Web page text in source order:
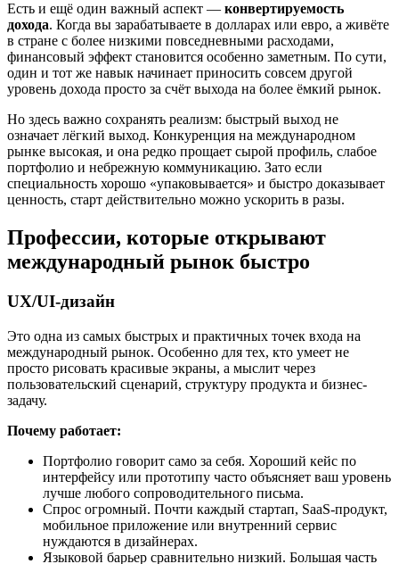
Есть и ещё один важный аспект — конвертируемость
дохода. Когда вы зарабатываете в долларах или евро, а живёте
в стране с более низкими повседневными расходами,
финансовый эффект становится особенно заметным. По сути,
один и тот же навык начинает приносить совсем другой
уровень дохода просто за счёт выхода на более ёмкий рынок.
Но здесь важно сохранять реализм: быстрый выход не
означает лёгкий выход. Конкуренция на международном
рынке высокая, и она редко прощает сырой профиль, слабое
портфолио и небрежную коммуникацию. Зато если
специальность хорошо «упаковывается» и быстро доказывает
ценность, старт действительно можно ускорить в разы.
Профессии, которые открывают
международный рынок быстро
UX/UI-дизайн
Это одна из самых быстрых и практичных точек входа на
международный рынок. Особенно для тех, кто умеет не
просто рисовать красивые экраны, а мыслит через
пользовательский сценарий, структуру продукта и бизнес-
задачу.
Почему работает:
Портфолио говорит само за себя. Хороший кейс по
интерфейсу или прототипу часто объясняет ваш уровень
лучше любого сопроводительного письма.
Спрос огромный. Почти каждый стартап, SaaS-продукт,
мобильное приложение или внутренний сервис
нуждаются в дизайнерах.
Языковой барьер сравнительно низкий. Большая часть